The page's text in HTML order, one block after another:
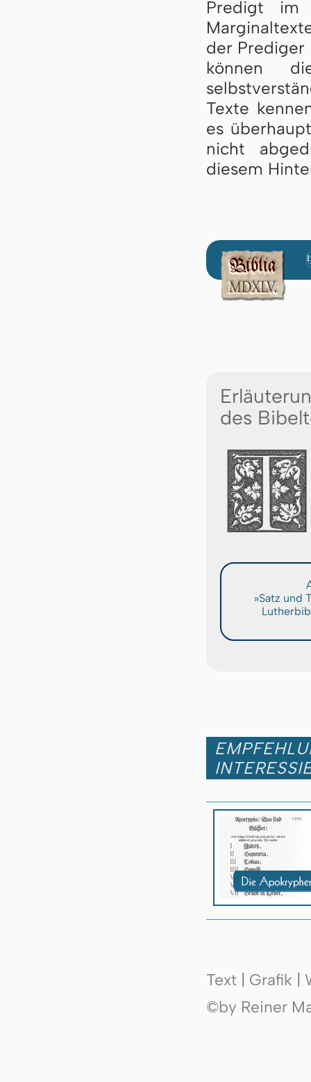
Predigt im
der Prediger
können
Texte
es
nicht
diesem
des
»Satz und
Text | Grafik |
©by Reiner